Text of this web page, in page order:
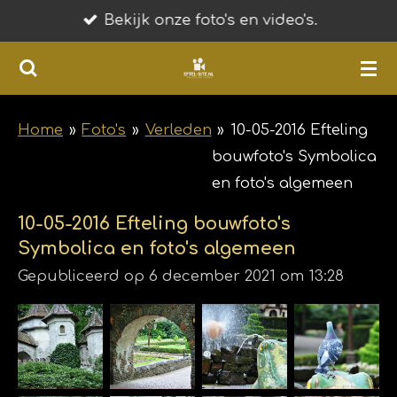
direct
naar
de
hoofdinhoud
Bekijk onze foto's en video's.
Home » Foto's » Verleden » 10-05-2016 Efteling
bouwfoto's Symbolica
en foto's algemeen
10-05-2016 Efteling bouwfoto's
Symbolica en foto's algemeen
Gepubliceerd op 6 december 2021 om 13:28